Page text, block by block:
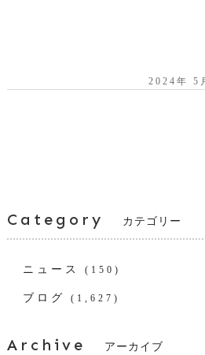
2024年 5
Category カテゴリー
ニュース (150)
ブログ (1,627)
Archive アーカイブ